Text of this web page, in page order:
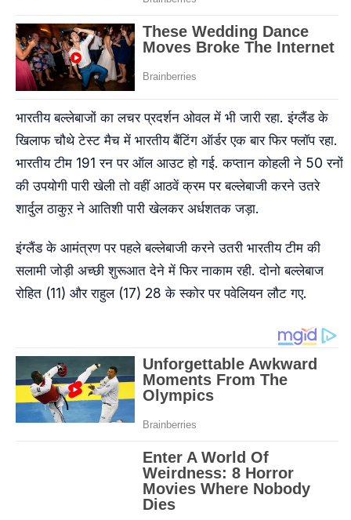
भारतीय बल्लेबाजों का लचर प्रदर्शन ओवल में भी जारी रहा. इंग्लैंड के
खिलाफ चौथे टेस्ट मैच में भारतीय बैंटिंग ऑर्डर एक बार फिर फ्लॉप रहा.
भारतीय टीम 191 रन पर ऑल आउट हो गई. कप्तान कोहली ने 50 रनों
की उपयोगी पारी खेली तो वहीं आठवें क्रम पर बल्लेबाजी करने उतरे
शार्दुल ठाकुऱ ने आतिशी पारी खेलकर अर्धशतक जड़ा.
इंग्लैंड के आमंत्रण पर पहले बल्लेबाजी करने उतरी भारतीय टीम की
सलामी जोड़ी अच्छी शुरूआत देने में फिर नाकाम रही. दोनो बल्लेबाज
रोहित (11) और राहुल (17) 28 के स्कोर पर पवेलियन लौट गए.